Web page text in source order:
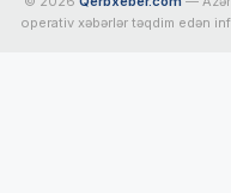
operativ xəbərlər təqdim edən